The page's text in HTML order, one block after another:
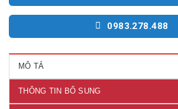
0983.278.488
MÔ TẢ
THÔNG TIN BỔ SUNG